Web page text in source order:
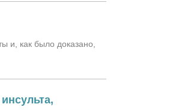
и, как было доказано,